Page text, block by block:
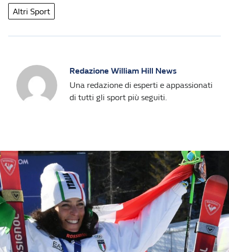
Altri Sport
Redazione William Hill News
Una redazione di esperti e appassionati
di tutti gli sport più seguiti.